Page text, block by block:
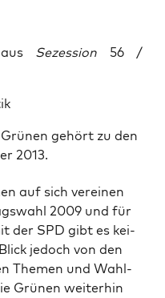
Sezession 56 /
gehört zu den
2013.
auf sich ver­ei­nen
2009 und für
der SPD gibt es kei­
jedoch von den
The­men und Wahl­
Grü­nen wei­ter­hin